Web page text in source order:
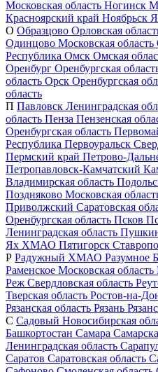
Московская область Ногинск
Красноярский край Ноябрьск
О Образцово Орловская
Одинцово Московская область
Республика Омск Омская
Оренбург Оренбургская
область Орск Оренбургская
область
П Павловск Ленинградская
область Пенза Пензенская
Оренбургская область
Республика Первоуральск
Пермский край Петрово-
Петропавловск-Камчатский
Владимирская область
Поздняково Московская
Приволжский Саратовская
Оренбургская область Псков
Ленинградская область
Ях ХМАО Пятигорск
Р Радужный ХМАО Разумное
Раменское Московская область
Реж Свердловская область
Тверская область Ростов-на-
Рязанская область Рязань
С Садовый Новосибирская
Башкортостан Самара
Ленинградская область
Саратов Саратовская область